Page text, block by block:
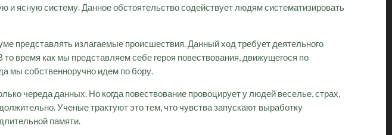
и ясную систему. Данное обстоятельство содействует людям систематизировать
представлять излагаемые происшествия. Данный ход требует деятельного
время как мы представляем себе героя повествования, движущегося по
мы собственноручно идем по бору.
череда данных. Но когда повествование провоцирует у людей веселье, страх,
Ученые трактуют это тем, что чувства запускают выработку
памяти.